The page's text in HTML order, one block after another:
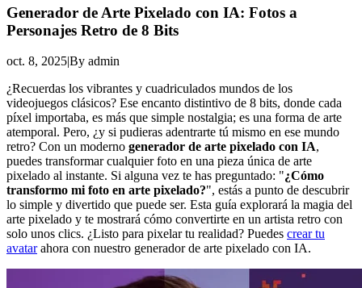
Generador de Arte Pixelado con IA: Fotos a
Personajes Retro de 8 Bits
oct. 8, 2025|By admin
¿Recuerdas los vibrantes y cuadriculados mundos de los
videojuegos clásicos? Ese encanto distintivo de 8 bits, donde cada
píxel importaba, es más que simple nostalgia; es una forma de arte
atemporal. Pero, ¿y si pudieras adentrarte tú mismo en ese mundo
retro? Con un moderno generador de arte pixelado con IA,
puedes transformar cualquier foto en una pieza única de arte
pixelado al instante. Si alguna vez te has preguntado: "¿Cómo
transformo mi foto en arte pixelado?", estás a punto de descubrir
lo simple y divertido que puede ser. Esta guía explorará la magia del
arte pixelado y te mostrará cómo convertirte en un artista retro con
solo unos clics. ¿Listo para pixelar tu realidad? Puedes crear tu
avatarahora con nuestro generador de arte pixelado con IA.